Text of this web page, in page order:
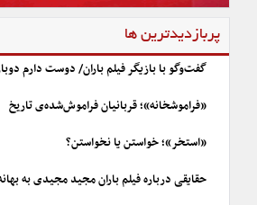
پربازدیدترین ها
گفت‌وگو با بازیگر فیلم باران/ دوست دارم
«فراموشخانه»؛ قربانیان فراموش‌شده‌ی تاریخ
«استخر»؛ خواستن یا نخواستن؟
حقایقی درباره فیلم باران مجید مجیدی به